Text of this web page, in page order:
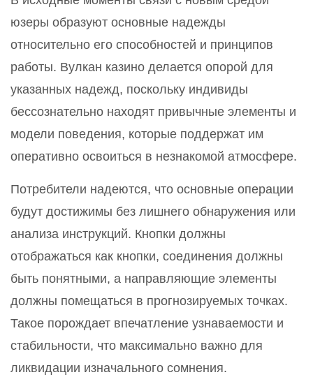
юзеры образуют основные надежды
относительно его способностей и принципов
работы. Вулкан казино делается опорой для
указанных надежд, поскольку индивиды
бессознательно находят привычные элементы и
модели поведения, которые поддержат им
оперативно освоиться в незнакомой атмосфере.
Потребители надеются, что основные операции
будут достижимы без лишнего обнаружения или
анализа инструкций. Кнопки должны
отображаться как кнопки, соединения должны
быть понятными, а направляющие элементы
должны помещаться в прогнозируемых точках.
Такое порождает впечатление узнаваемости и
стабильности, что максимально важно для
ликвидации изначального сомнения.